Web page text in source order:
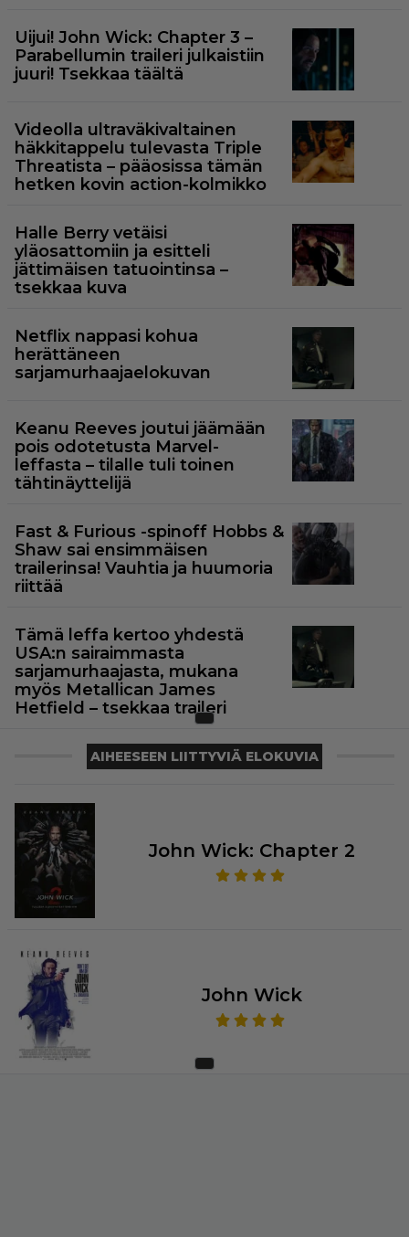
Uijui! John Wick: Chapter 3 –
Parabellumin traileri julkaistiin
juuri! Tsekkaa täältä
Videolla ultraväkivaltainen
häkkitappelu tulevasta Triple
Threatista – pääosissa tämän
hetken kovin action-kolmikko
Halle Berry vetäisi
yläosattomiin ja esitteli
jättimäisen tatuointinsa –
tsekkaa kuva
Netflix nappasi kohua
herättäneen
sarjamurhaajaelokuvan
Keanu Reeves joutui jäämään
pois odotetusta Marvel-
leffasta – tilalle tuli toinen
tähtinäyttelijä
Fast & Furious -spinoff Hobbs &
Shaw sai ensimmäisen
trailerinsa! Vauhtia ja huumoria
riittää
Tämä leffa kertoo yhdestä
USA:n sairaimmasta
sarjamurhaajasta, mukana
myös Metallican James
Hetfield – tsekkaa traileri
AIHEESEEN LIITTYVIÄ ELOKUVIA
John Wick: Chapter 2
John Wick